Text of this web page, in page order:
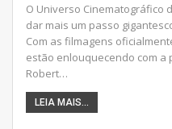
O Universo Cinematográfico
dar mais um passo
Com as filmagens
estão enlouquecendo com a
Robert…
LEIA MAIS...